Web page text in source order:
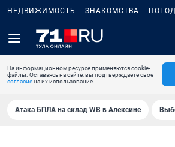
НЕДВИЖИМОСТЬ ЗНАКОМСТВА
На информационном ресурсе применяются cookie-
файлы. Оставаясь на сайте, вы подтверждаете свое
согласиена их использование.
Атака БПЛА на склад WB в Алексине